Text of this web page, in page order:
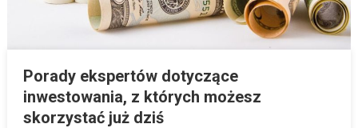
Porady ekspertów dotyczące
inwestowania, z których możesz
skorzystać już dziś